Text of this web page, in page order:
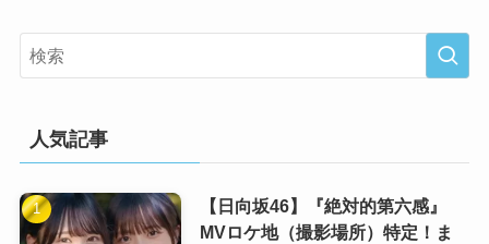
人気記事
【日向坂46】『絶対的第六感』
MVロケ地（撮影場所）特定！ま